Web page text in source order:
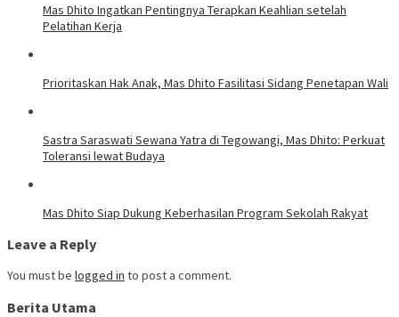
Mas Dhito Ingatkan Pentingnya Terapkan Keahlian setelah
Pelatihan Kerja
Prioritaskan Hak Anak, Mas Dhito Fasilitasi Sidang Penetapan Wali
Sastra Saraswati Sewana Yatra di Tegowangi, Mas Dhito: Perkuat
Toleransi lewat Budaya
Mas Dhito Siap Dukung Keberhasilan Program Sekolah Rakyat
Leave a Reply
You must be logged in to post a comment.
Berita Utama